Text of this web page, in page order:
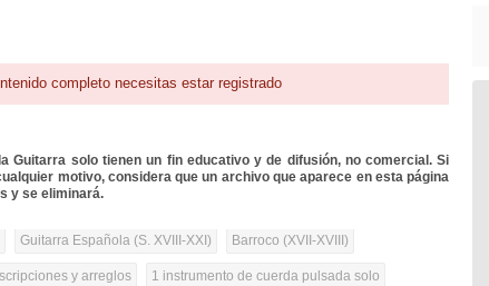
completo necesitas estar registrado
Guitarra solo tienen un fin educativo y de difusión, no comercial. Si
motivo, considera que un archivo que aparece en esta página
y se eliminará.
Guitarra Española (S. XVIII-XXI) Barroco (XVII-XVIII)
y arreglos 1 instrumento de cuerda pulsada solo